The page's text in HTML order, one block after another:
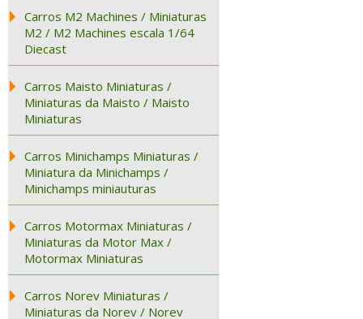
Carros M2 Machines / Miniaturas
M2 / M2 Machines escala 1/64
Diecast
Carros Maisto Miniaturas /
Miniaturas da Maisto / Maisto
Miniaturas
Carros Minichamps Miniaturas /
Miniatura da Minichamps /
Minichamps miniauturas
Carros Motormax Miniaturas /
Miniaturas da Motor Max /
Motormax Miniaturas
Carros Norev Miniaturas /
Miniaturas da Norev / Norev